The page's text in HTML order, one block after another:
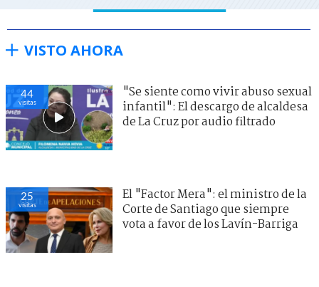
VISTO AHORA
44
visitas
"Se siente como vivir abuso sexual
infantil": El descargo de alcaldesa
de La Cruz por audio filtrado
25
visitas
El "Factor Mera": el ministro de la
Corte de Santiago que siempre
vota a favor de los Lavín-Barriga